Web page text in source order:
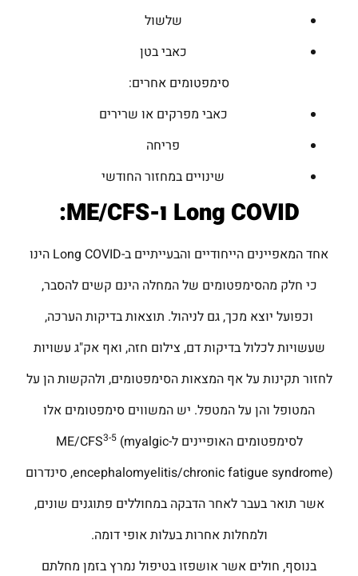
שלשול
כאבי בטן
סימפטומים אחרים:
כאבי מפרקים או שרירים
פריחה
שינויים במחזור החודשי
Long COVID ו-ME/CFS
:
אחד המאפיינים הייחודיים והבעייתיים ב-Long COVID הינו
כי חלק מהסימפטומים של המחלה הינם קשים להסבר,
וכפועל יוצא מכך, גם לניהול. תוצאות בדיקות הערכה,
שעשויות לכלול בדיקות דם, צילום חזה, ואף אק"ג עשויות
לחזור תקינות על אף המצאות הסימפטומים, ולהקשות הן על
המטופל והן על המטפל. יש המשווים סימפטומים אלו
לסימפטומים האופיינים ל-ME/CFS
3-5(myalgic
encephalomyelitis/chronic fatigue syndrome), סינדרום
אשר תואר בעבר לאחר הדבקה במחוללים פתוגנים שונים,
ולמחלות אחרות בעלות אופי דומה.
בנוסף, חולים אשר אושפזו בטיפול נמרץ בזמן מחלתם